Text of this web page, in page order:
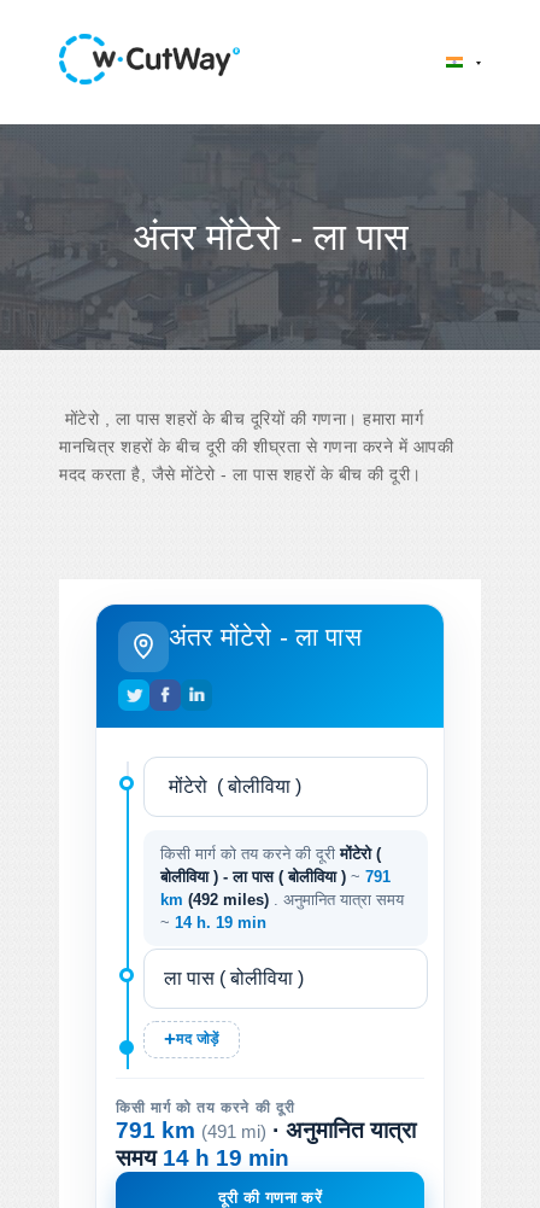
अंतर मोंटेरो - ला पास
मोंटेरो , ला पास शहरों के बीच दूरियों की गणना। हमारा मार्ग
मानचित्र शहरों के बीच दूरी की शीघ्रता से गणना करने में आपकी
मदद करता है, जैसे मोंटेरो - ला पास शहरों के बीच की दूरी।
अंतर मोंटेरो - ला पास
किसी मार्ग को तय करने की दूरीमोंटेरो (
बोलीविया ) - ला पास ( बोलीविया ) ~ 791
km (492 miles)
. अनुमानित यात्रा समय
~ 14 h. 19 min
मद जोड़ें
किसी मार्ग को तय करने की दूरी
791 km (491 mi) · अनुमानित यात्रा
समय 14 h 19 min
दूरी की गणना करें